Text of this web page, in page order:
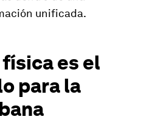
unificada.
física es el
para la